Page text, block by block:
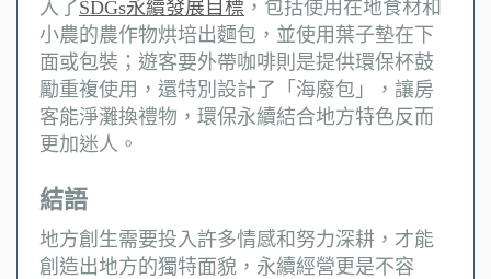
入了SDGs永續發展目標 ，包括使用在地食材和
小農的農作物烘培出麵包，並使用葉子墊在下
面或包裝；遊客要外帶咖啡則是提供環保杯鼓
勵重複使用，還特別設計了「海廢包」，讓房
客能淨灘換禮物，環保永續結合地方特色反而
更加迷人。
結語
地方創生需要投入許多情感和努力深耕，才能
創造出地方的獨特面貌，永續經營更是不容